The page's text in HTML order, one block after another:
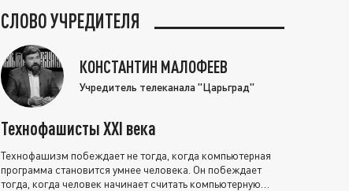
СЛОВО УЧРЕДИТЕЛЯ
КОНСТАНТИН МАЛОФЕЕВ
Учредитель телеканала "Царьград"
Технофашисты XXI века
Технофашизм побеждает не тогда, когда компьютерная
программа становится умнее человека. Он побеждает
тогда, когда человек начинает считать компьютерную